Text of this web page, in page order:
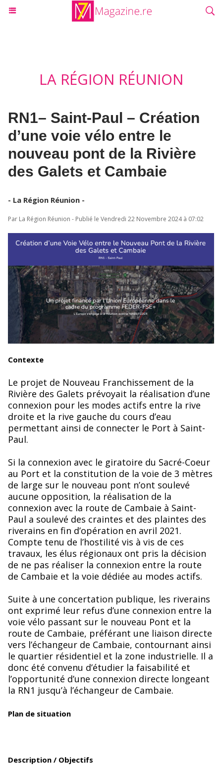
LA RÉGION RÉUNION
RN1– Saint-Paul – Création
d’une voie vélo entre le
nouveau pont de la Rivière
des Galets et Cambaie
- La Région Réunion -
Par La Région Réunion - Publié le Vendredi 22 Novembre 2024 à 07:02
Contexte
Le projet de Nouveau Franchissement de la
Rivière des Galets prévoyait la réalisation d’une
connexion pour les modes actifs entre la rive
droite et la rive gauche du cours d’eau
permettant ainsi de connecter le Port à Saint-
Paul.
Si la connexion avec le giratoire du Sacré-Coeur
au Port et la constitution de la voie de 3 mètres
de large sur le nouveau pont n’ont soulevé
aucune opposition, la réalisation de la
connexion avec la route de Cambaie à Saint-
Paul a soulevé des craintes et des plaintes des
riverains en fin d’opération en avril 2021.
Compte tenu de l’hostilité vis à vis de ces
travaux, les élus régionaux ont pris la décision
de ne pas réaliser la connexion entre la route
de Cambaie et la voie dédiée au modes actifs.
Suite à une concertation publique, les riverains
ont exprimé leur refus d’une connexion entre la
voie vélo passant sur le nouveau Pont et la
route de Cambaie, préférant une liaison directe
vers l’échangeur de Cambaie, contournant ainsi
le quartier résidentiel et la zone industrielle. Il a
donc été convenu d’étudier la faisabilité et
l’opportunité d’une connexion directe longeant
la RN1 jusqu’à l’échangeur de Cambaie.
Plan de situation
Description / Objectifs